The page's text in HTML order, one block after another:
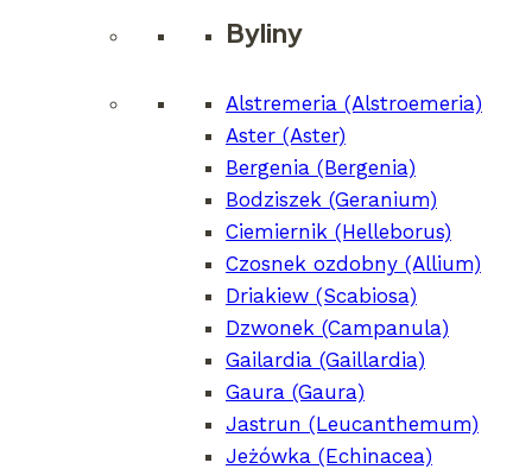
Byliny
Alstremeria (Alstroemeria)
Aster (Aster)
Bergenia (Bergenia)
Bodziszek (Geranium)
Ciemiernik (Helleborus)
Czosnek ozdobny (Allium)
Driakiew (Scabiosa)
Dzwonek (Campanula)
Gailardia (Gaillardia)
Gaura (Gaura)
Jastrun (Leucanthemum)
Jeżówka (Echinacea)
Abeliophyllum distichum
Achillea millefolium
Actaea simplex
′Atropurpureum′